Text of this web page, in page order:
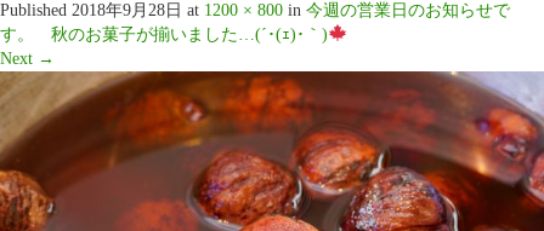
Published 2018年9月28日 at 1200 × 800 in 今週の営業日のお知らせで
す。 秋のお菓子が揃いました…(´･(ｪ)･｀)
Next →